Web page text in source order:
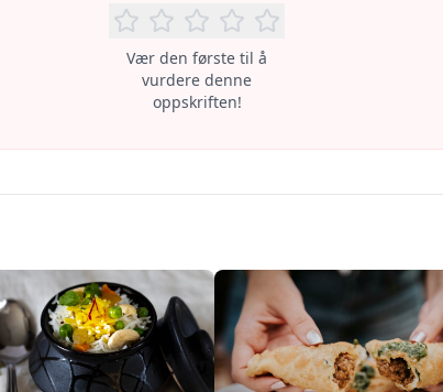
Vær den første til å
vurdere denne
oppskriften!